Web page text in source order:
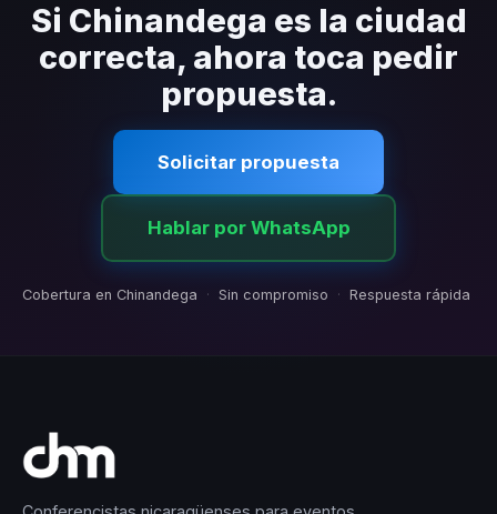
contratiempos.
Si Chinandega es la ciudad
correcta, ahora toca pedir
propuesta.
Solicitar propuesta
Hablar por WhatsApp
Cobertura en Chinandega · Sin compromiso · Respuesta rápida